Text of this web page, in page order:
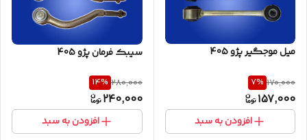
میل موجگیر پژو 405
170,000
7%
157,000
افزودن به سبد
سیبک فرمان پژو 405
280,000
14%
240,000
افزودن به سبد